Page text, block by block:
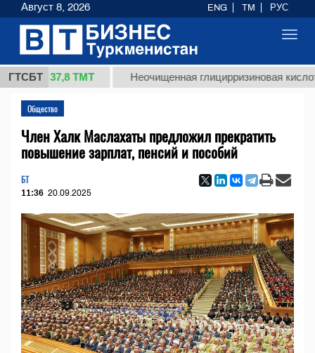
ГТСБТ
37,8 ТМТ Неочищенная глицирризиновая кислота
Общество
Член Халк Маслахаты предложил прекратить
повышение зарплат, пенсий и пособий
БТ
11:36 20.09.2025
Август 8, 2026 ENG TM РУС